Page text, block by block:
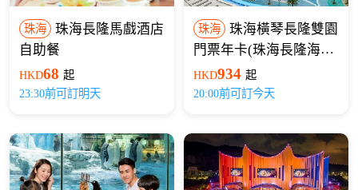
珠海
珠海長隆馬戲酒店
自助餐
HKD68 起
23:30前可訂明天
珠海
珠海橫琴長隆雙園
門票年卡(珠海長隆海洋
王國+珠海長隆飛船樂
園)
HKD934 起
20:00前可訂今天